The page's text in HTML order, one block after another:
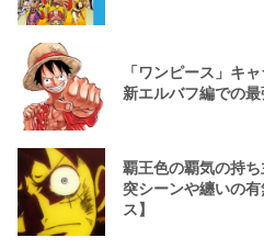
「ワンピース」キ
新エルバフ編での最
覇王色の覇気の持
突シーンや纏いの
ス】